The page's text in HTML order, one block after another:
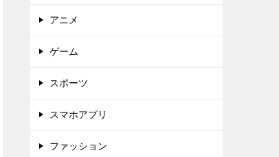
アニメ
ゲーム
スポーツ
スマホアプリ
ファッション